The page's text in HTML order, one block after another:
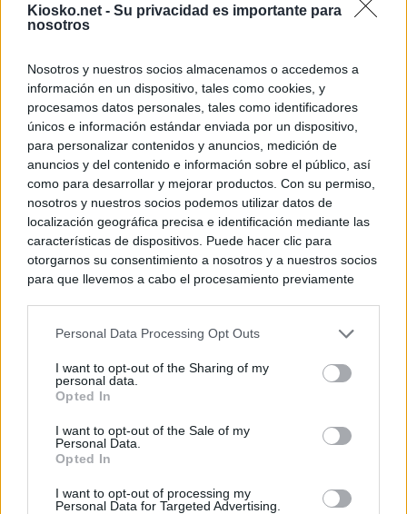
Kiosko.net - Su privacidad es importante para
nosotros
Nosotros y nuestros socios almacenamos o accedemos a
información en un dispositivo, tales como cookies, y
procesamos datos personales, tales como identificadores
únicos e información estándar enviada por un dispositivo,
para personalizar contenidos y anuncios, medición de
anuncios y del contenido e información sobre el público, así
como para desarrollar y mejorar productos. Con su permiso,
nosotros y nuestros socios podemos utilizar datos de
localización geográfica precisa e identificación mediante las
características de dispositivos. Puede hacer clic para
otorgarnos su consentimiento a nosotros y a nuestros socios
para que llevemos a cabo el procesamiento previamente
negar su consentimiento. Tenga en cuenta que algún
de su consentimiento, pero usted tiene el derecho de
rechazar tal procesamiento. Sus preferencias se aplicarán
cualquier momento entrando de nuevo en este sitio web o
visitando nuestra política de privacidad.
Personal Data Processing Opt Outs
I want to opt-out of the Sharing of my
personal data.
Opted In
I want to opt-out of the Sale of my
Personal Data.
Opted In
I want to opt-out of processing my
Personal Data for Targeted Advertising.